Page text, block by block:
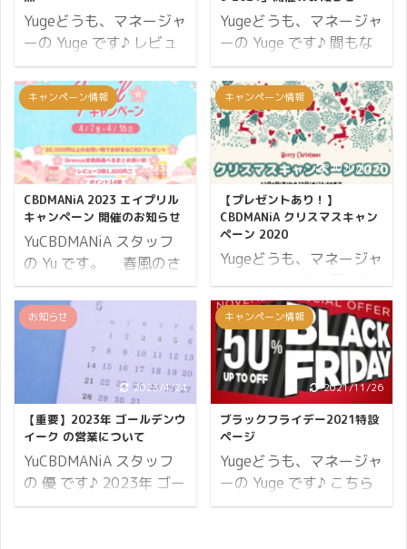
Yugeどうも、マネージャ
ーの Yuge です♪ レビュ
ー投稿についてのお問い
合わせをよくいただきま
す。 恐らくウェブサイト
に記載がないからでしょ
う。 大変申し訳ございま
せん。 本記事でレビュー
投稿の際の注意事項をま
とめたので参考にしてみ
てください。 レビューを
投稿するのにご注意いた
だきたいのが下記の2点
です。 ログインした状態
で入力する 150文字以上
のご入力が対象 大事なこ
となのでひとつずつ説明
します。 ログインした状
態で入力する レビューの
投稿は必ずログインした
状態で投稿してくださ
い。 ログインして ...
Yugeどうも、マネージャ
ーの Yuge です♪ 間もな
く夏本番ということで
CBDMANiA は「夏得キャ
ンペーン2021」を開催
します。 キャンペーンの
概要はこちら ↯ ポイン
ト10倍 必ずもらえるプ
レゼント レビューポイン
ト3倍 それでは夏得キャ
ンペーンの詳細をお伝え
します。 開催期間 28日
間開催 2021年6月21日
(月)10:00から7月18日
(日)23:59まで。 ※開催
期間内でのご注文が対象
となります。 続いてポイ
ントについて。 ポイント
10倍 小計に対して 10%
分のポイントが付与され
...
キャンペーン情報
2023/4/7
CBDMANiA 2023 エイプリル
キャンペーン 開催のお知らせ
YuCBDMANiA スタッフ
の Yu です。 春風のさ
わやかな季節を迎えまし
た。 体調を崩しやすい時
期でもあります、CBD で
心身を整えてお過ごしく
ださいね。 本日より
CBDMANiA は、エイプリ
ルキャンペーンを開催い
たします♪ まず、開催期
間からお伝えしていきま
す。 開催期間 10日間開
催 2023年04月07日
キャンペーン情報
2020/12/7
【プレゼントあり！】
CBDMANiA クリスマスキャン
ペーン 2020
Yugeどうも、マネージャ
ので2020年も師走を迎
えました。 寒気いよいよ
厳しく本格的な冬将軍の
到来ですね。 日ごとに寒
さがつのってまいります
が、お変わりなくお過ご
しでしょうか？ かくいう
僕はひどい乾燥に悩まさ
れています。 Yuge寒い
のにヒートテックが着ら
お知らせ
2023/4/24
【重要】2023年 ゴールデンウ
イーク の営業について
YuCBDMANiA スタッフ
の 優 です♪ 2023年 ゴー
ルデンウイーク の営業に
キャンペーン情報
2021/11/26
ブラックフライデー2021特設
ページ
Yugeどうも、マネージャ
ーの Yuge です♪ こちら
はブラックフライデーの